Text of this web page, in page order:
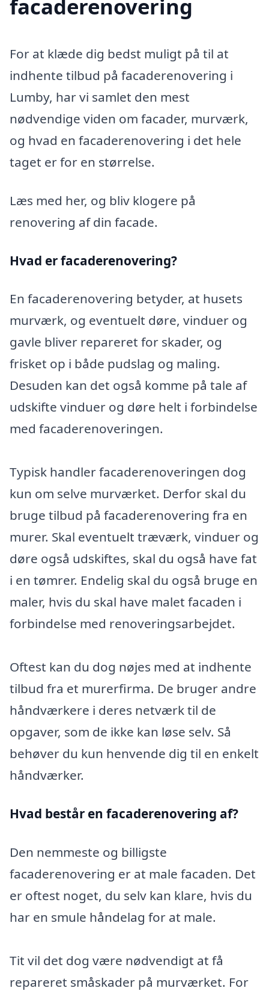
facaderenovering
For at klæde dig bedst muligt på til at
indhente tilbud på facaderenovering i
Lumby, har vi samlet den mest
nødvendige viden om facader, murværk,
og hvad en facaderenovering i det hele
taget er for en størrelse.
Læs med her, og bliv klogere på
renovering af din facade.
Hvad er facaderenovering?
En facaderenovering betyder, at husets
murværk, og eventuelt døre, vinduer og
gavle bliver repareret for skader, og
frisket op i både pudslag og maling.
Desuden kan det også komme på tale af
udskifte vinduer og døre helt i forbindelse
med facaderenoveringen.
Typisk handler facaderenoveringen dog
kun om selve murværket. Derfor skal du
bruge tilbud på facaderenovering fra en
murer. Skal eventuelt træværk, vinduer og
døre også udskiftes, skal du også have fat
i en tømrer. Endelig skal du også bruge en
maler, hvis du skal have malet facaden i
forbindelse med renoveringsarbejdet.
Oftest kan du dog nøjes med at indhente
tilbud fra et murerfirma. De bruger andre
håndværkere i deres netværk til de
opgaver, som de ikke kan løse selv. Så
behøver du kun henvende dig til en enkelt
håndværker.
Hvad består en facaderenovering af?
Den nemmeste og billigste
facaderenovering er at male facaden. Det
er oftest noget, du selv kan klare, hvis du
har en smule håndelag for at male.
Tit vil det dog være nødvendigt at få
repareret småskader på murværket. For